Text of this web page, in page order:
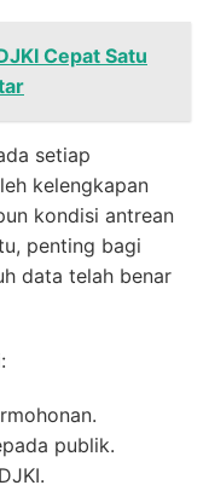
Cepat Satu
setiap
kelengkapan
kondisi antrean
penting bagi
data telah benar
publik.